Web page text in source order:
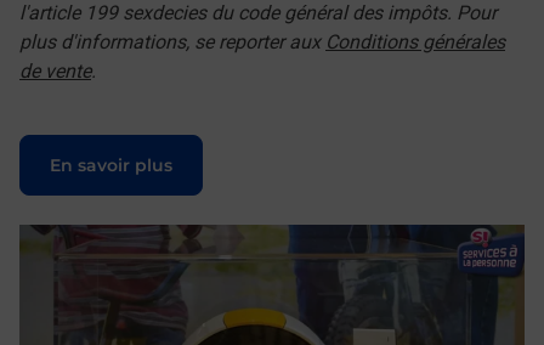
l'article 199 sexdecies du code général des impôts. Pour
plus d'informations, se reporter aux Conditions générales
de vente.
En savoir plus
Le lien s'ouvre dans un nouvel onglet